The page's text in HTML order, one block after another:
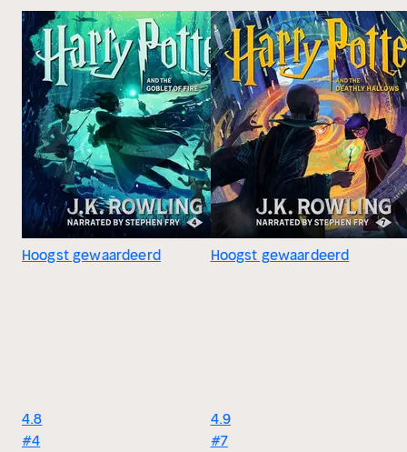
Hoogst gewaardeerd
4.8
#4
Hoogst gewaardeerd
4.9
#7